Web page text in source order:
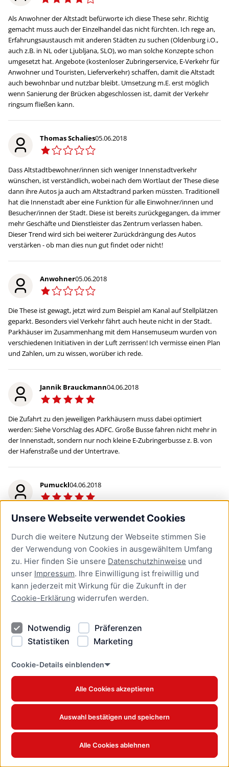
Unsere Webseite verwendet Cookies
Durch die weitere Nutzung der Webseite stimmen Sie
der Verwendung von Cookies in ausgewähltem Umfang
zu. Hier finden Sie unsere Datenschutzhinweise und
unser Impressum. Ihre Einwilligung ist freiwillig und
kann jederzeit mit Wirkung für die Zukunft in der
Cookie-Erklärung widerrufen werden.
Notwendig
Präferenzen
Statistiken
Marketing
Cookie-Details einblenden
Alle Cookies akzeptieren
Auswahl bestätigen und speichern
Alle Cookies ablehnen
Als Anwohner der Altstadt befürworte ich diese These sehr. Richtig
gemacht muss auch der Einzelhandel das nicht fürchten. Ich rege an,
Erfahrungsaustausch mit anderen Städten zu suchen (Oldenburg i.O.,
auch z.B. in NL oder Ljubljana, SLO), wo man solche Konzepte schon
umgesetzt hat. Angebote (kostenloser Zubringerservice, E-Verkehr für
Anwohner und Touristen, Lieferverkehr) schaffen, damit die Altstadt
auch bewohnbar und nutzbar bleibt. Umsetzung m.E. erst möglich
wenn Sanierung der Brücken abgeschlossen ist, damit der Verkehr
ringsum fließen kann.
Thomas Schalies05.06.2018
Dass Altstadtbewohner/innen sich weniger Innenstadtverkehr
wünschen, ist verständlich, wobei nach dem Wortlaut der These diese
dann ihre Autos ja auch am Altstadtrand parken müssten. Traditionell
hat die Innenstadt aber eine Funktion für alle Einwohner/innen und
Besucher/innen der Stadt. Diese ist bereits zurückgegangen, da immer
mehr Geschäfte und Dienstleister das Zentrum verlassen haben.
Dieser Trend wird sich bei weiterer Zurückdrängung des Autos
verstärken - ob man dies nun gut findet oder nicht!
Anwohner05.06.2018
Die These ist gewagt, jetzt wird zum Beispiel am Kanal auf Stellplätzen
geparkt. Besonders viel Verkehr fährt auch heute nicht in der Stadt.
Parkhäuser im Zusammenhang mit dem Hansemuseum wurden von
verschiedenen Initiativen in der Luft zerrissen! Ich vermisse einen Plan
und Zahlen, um zu wissen, worüber ich rede.
Jannik Brauckmann04.06.2018
Die Zufahrt zu den jeweiligen Parkhäusern muss dabei optimiert
werden: Siehe Vorschlag des ADFC. Große Busse fahren nicht mehr in
der Innenstadt, sondern nur noch kleine E-Zubringerbusse z. B. von
der Hafenstraße und der Untertrave.
Pumuckl04.06.2018
Als ehemaliger Innenstadt- Bewohner sehe ich das genauso. Die
sie verliert damit ihren Charme. Durch die engen Gassen wirkt der
Lärmbelästigung insbesondere durch Krad- Fahrer noch mal lauter als
ohnehin schon.
Tom04.06.2018
Besser so als heute
Vor allem am Wochenende (SA) die Innenstadt komplett Autofrei.
Auch die Königstraße. Montag-Freitag wo man z.b. auch zum Arzt
Benjamin Kirchheim04.06.2018